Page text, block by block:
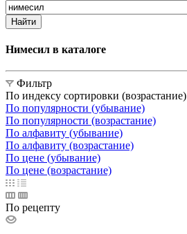
Найти
Нимесил в каталоге
Фильтр
По индексу сортировки (возрастание)
По популярности (убывание)
По популярности (возрастание)
По алфавиту (убывание)
По алфавиту (возрастание)
По цене (убывание)
По цене (возрастание)
По рецепту